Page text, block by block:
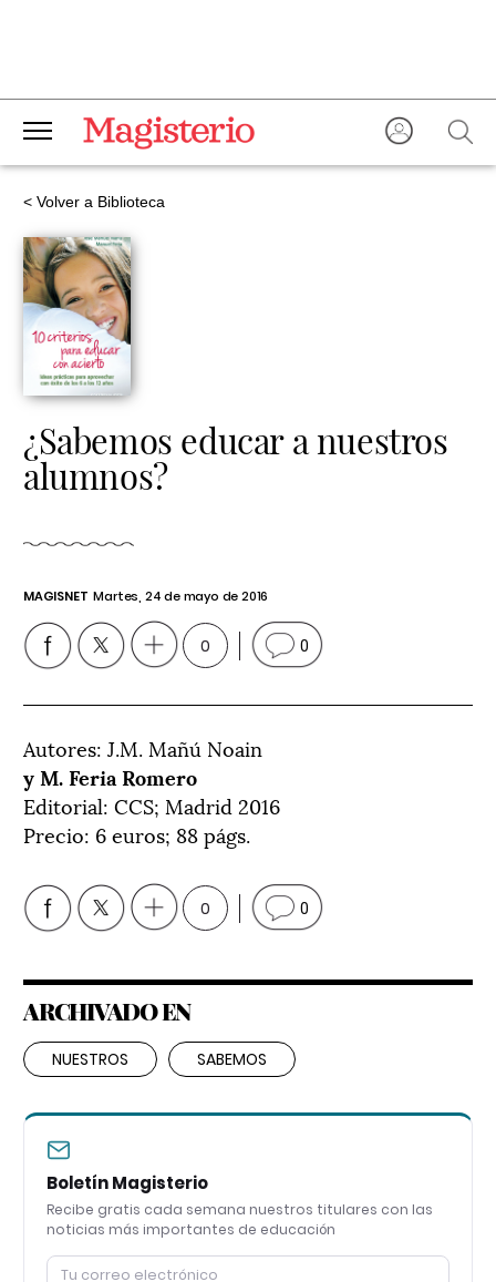
< Volver a Biblioteca
¿Sabemos educar a nuestros
alumnos?
MAGISNET Martes, 24 de mayo de 2016
0 0
Autores: J.M. Mañú Noain
y M. Feria Romero
Editorial: CCS; Madrid 2016
Precio: 6 euros; 88 págs.
0 0
ARCHIVADO EN
NUESTROS SABEMOS
Boletín Magisterio
Recibe gratis cada semana nuestros titulares con las
noticias más importantes de educación